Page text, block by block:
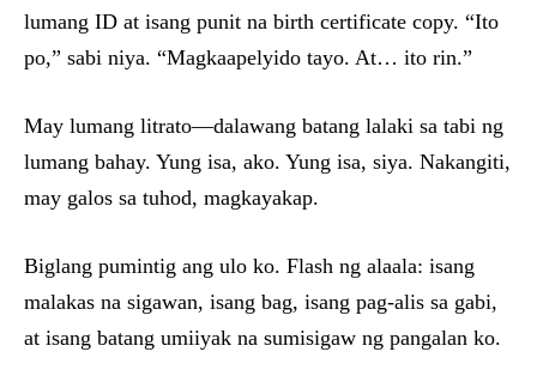
lumang ID at isang punit na birth certificate copy. “Ito
po,” sabi niya. “Magkaapelyido tayo. At… ito rin.”
May lumang litrato—dalawang batang lalaki sa tabi ng
lumang bahay. Yung isa, ako. Yung isa, siya. Nakangiti,
may galos sa tuhod, magkayakap.
Biglang pumintig ang ulo ko. Flash ng alaala: isang
malakas na sigawan, isang bag, isang pag-alis sa gabi,
at isang batang umiiyak na sumisigaw ng pangalan ko.